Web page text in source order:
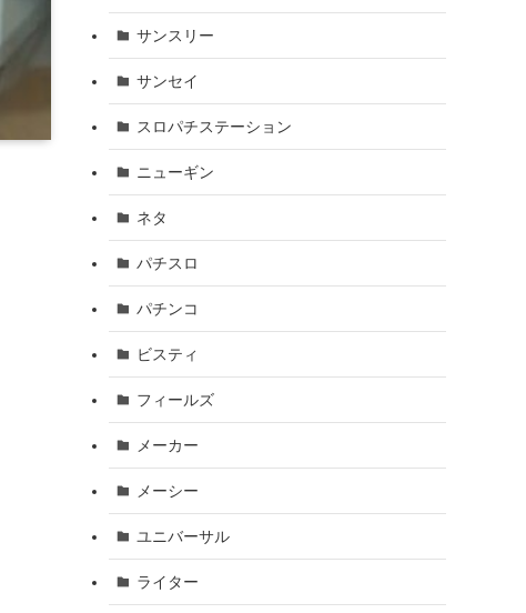
サンスリー
サンセイ
スロパチステーション
ニューギン
ネタ
パチスロ
パチンコ
ビスティ
フィールズ
メーカー
メーシー
ユニバーサル
ライター